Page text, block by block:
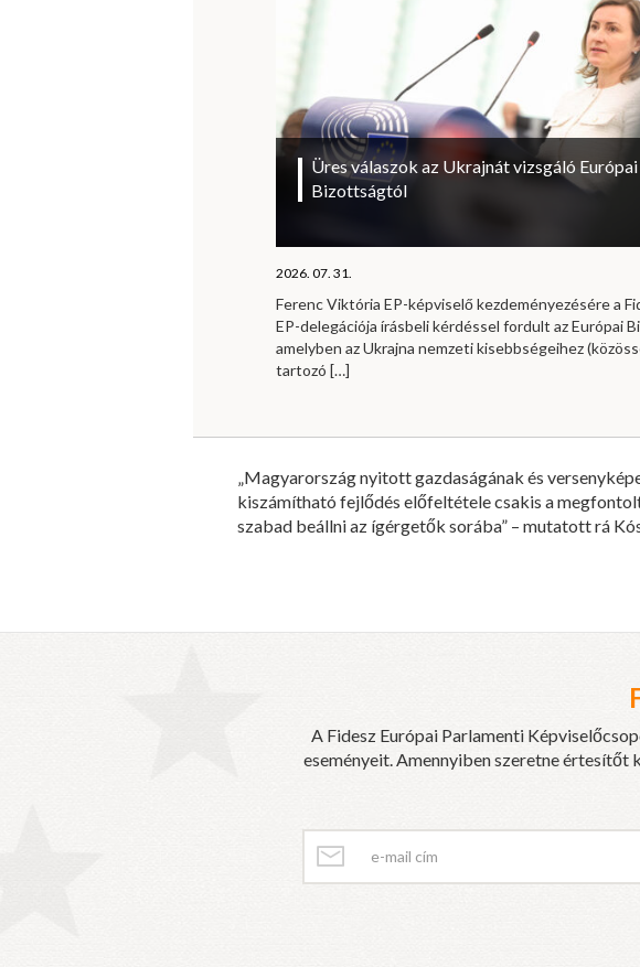
Üres válaszok az Ukrajnát vizsgáló Európai
Bizottságtól
2026. 07. 31.
Ferenc Viktória EP-képviselő kezdeményezésére a
EP-delegációja írásbeli kérdéssel fordult az Európai
amelyben az Ukrajna nemzeti kisebbségeihez
tartozó […]
„Magyarország nyitott gazdaságának és
kiszámítható fejlődés előfeltétele csakis a
szabad beállni az ígérgetők sorába” – mutatott rá
A Fidesz Európai Parlamenti
eseményeit. Amennyiben szeretne